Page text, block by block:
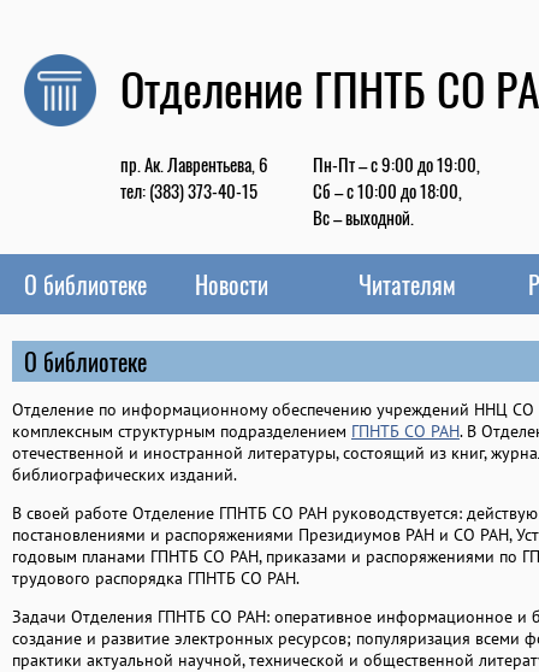
Отделение ГПНТБ СО
пр. Ак. Лаврентьева, 6
тел: (383) 373-40-15
Пн-Пт – с 9:00 до 19:00,
Сб – с 10:00 до 18:00,
Вс – выходной.
О библиотеке Новости Читателям
О библиотеке
Отделение по информационному обеспечению учреждений ННЦ СО
комплексным структурным подразделением ГПНТБ СО РАН. В
отечественной и иностранной литературы, состоящий из книг,
библиографических изданий.
В своей работе Отделение ГПНТБ СО РАН руководствуется:
постановлениями и распоряжениями Президиумов РАН и СО РАН,
годовым планами ГПНТБ СО РАН, приказами и распоряжениями по
трудового распорядка ГПНТБ СО РАН.
Задачи Отделения ГПНТБ СО РАН: оперативное информационное и
создание и развитие электронных ресурсов; популяризация
практики актуальной научной, технической и общественной